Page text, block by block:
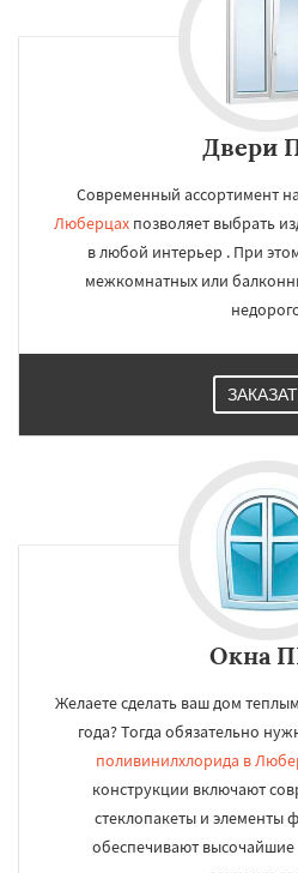
Двери
Современный ассортимент на
Люберцах позволяет выбрать
в любой интерьер . При
межкомнатных или
Окна
Желаете сделать ваш дом
года? Тогда обязательно
поливинилхлорида в
конструкции включают
стеклопакеты и элементы
обеспечивают